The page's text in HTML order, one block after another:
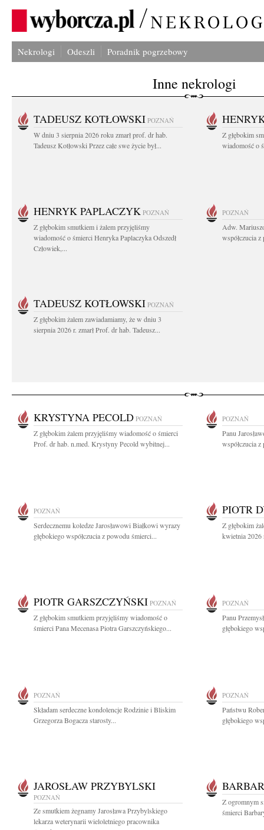
Nekrologi Odeszli Poradnik pogrzebowy
Inne nekrologi
TADEUSZ KOTŁOWSKI POZNAŃ
W dniu 3 sierpnia 2026 roku zmarł prof. dr hab.
Tadeusz Kotłowski Przez całe swe życie był...
Z głębokim
wiadomość o
HENRYK PAPLACZYK POZNAŃ
Z głębokim smutkiem i żalem przyjęliśmy
wiadomość o śmierci Henryka Paplaczyka Odszedł
Człowiek,...
POZNAŃ
Adw.
współczucia
TADEUSZ KOTŁOWSKI POZNAŃ
Z głębokim żalem zawiadamiamy, że w dniu 3
sierpnia 2026 r. zmarł Prof. dr hab. Tadeusz...
KRYSTYNA PECOLD POZNAŃ
Z głębokim żalem przyjęliśmy wiadomość o śmierci
Prof. dr hab. n.med. Krystyny Pecold wybitnej...
POZNAŃ
Panu
współczucia
POZNAŃ
Serdecznemu koledze Jarosławowi Białkowi wyrazy
głębokiego współczucia z powodu śmierci...
PIOTR
Z głębokim
kwietnia 2026
PIOTR GARSZCZYŃSKI POZNAŃ
Z głębokim smutkiem przyjęliśmy wiadomość o
śmierci Pana Mecenasa Piotra Garszczyńskiego...
POZNAŃ
Panu
głębokiego
POZNAŃ
Składam serdeczne kondolencje Rodzinie i Bliskim
Grzegorza Bogacza starosty...
POZNAŃ
Państwu
głębokiego
JAROSŁAW PRZYBYLSKI
POZNAŃ
Ze smutkiem żegnamy Jarosława Przybylskiego
lekarza weterynarii wieloletniego pracownika
Z ogromnym
śmierci